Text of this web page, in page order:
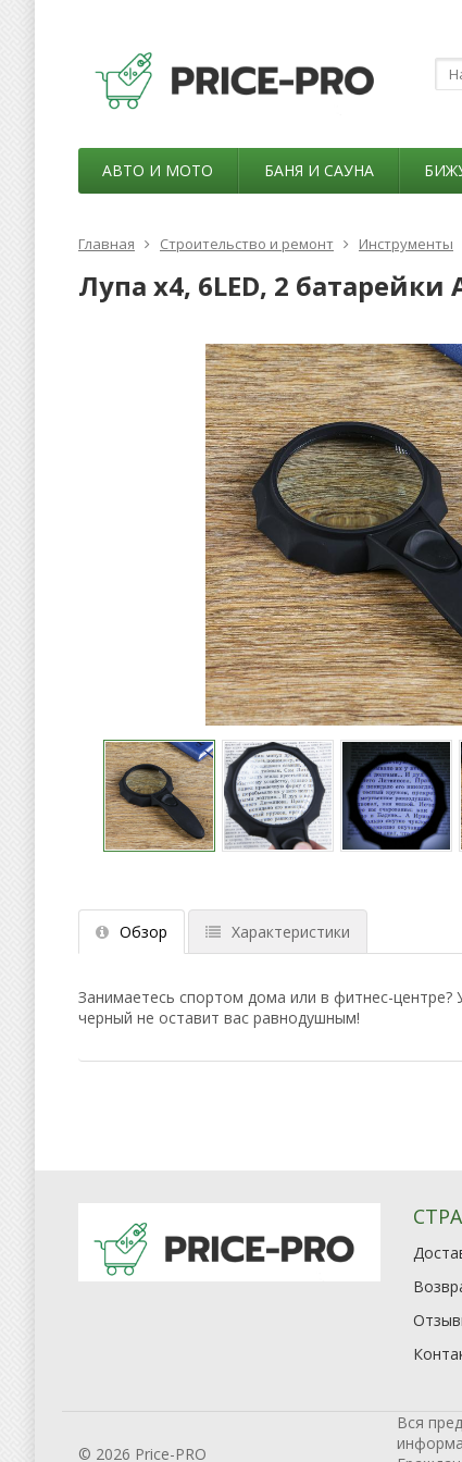
АВТО И МОТО БАНЯ И САУНА
Главная Строительство и ремонт Инструменты
Лупа х4, 6LED, 2
Обзор Характеристики
Занимаетесь спортом дома или в фитнес-центре?
черный не оставит вас равнодушным!
© 2026 Price-PRO
Вся